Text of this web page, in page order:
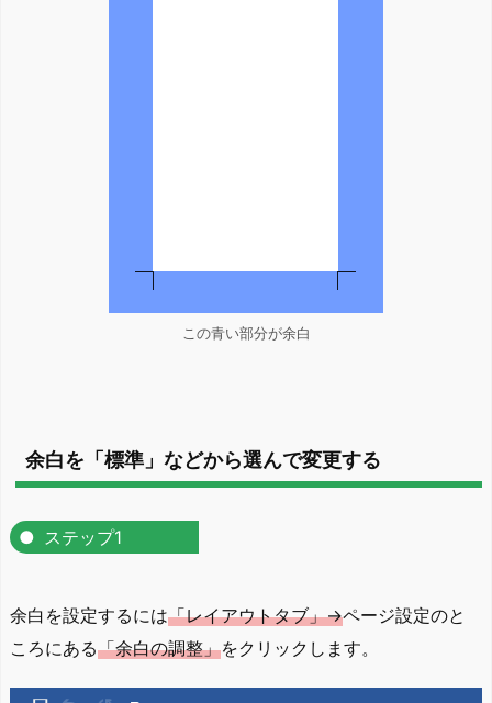
この青い部分が余白
余白を「標準」などから選んで変更する
ステップ1
余白を設定するには「レイアウトタブ」→ページ設定のと
ころにある「余白の調整」をクリックします。